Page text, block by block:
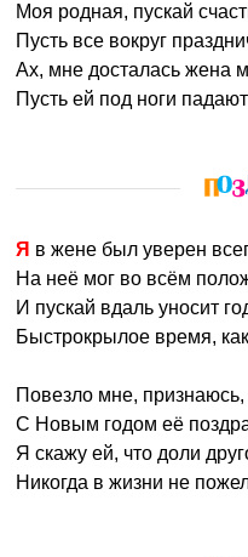
Моя родная, пускай
Пусть все вокруг
Ах, мне досталась жена
Пусть ей под ноги
Я в жене был уверен
На неё мог во всём
И пускай вдаль уносит
Быстрокрылое время,
Повезло мне,
С Новым годом её
Я скажу ей, что доли
Никогда в жизни не